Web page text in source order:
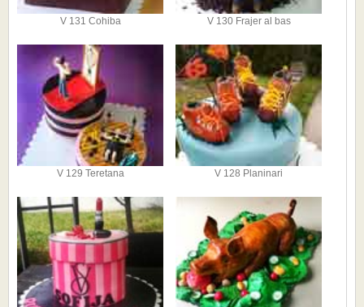
V 131 Cohiba V 130 Frajer al bas
V 129 Teretana V 128 Planinari